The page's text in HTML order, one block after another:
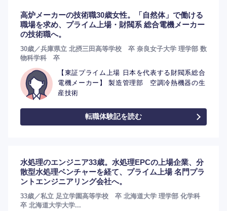
高炉メーカーの技術職30歳女性。「自然体」で働ける
職場を求め、プライム上場・財閥系 総合電機メーカー
の技術職へ。
30歳／兵庫県立 北摂三田高等学校 卒 奈良女子大学 理学部 数
物科学科 卒
【東証プライム上場 日本を代表する財閥系総合
電機メーカー】 製造管理部 空調冷熱機器の生
産技術
転職体験記を読む
水処理のエンジニア33歳。水処理EPCの上場企業、分
散型水処理ベンチャーを経て、プライム上場 名門プラ
ントエンジニアリング会社へ。
33歳／私立 足立学園高等学校 卒 北海道大学 理学部 化学科
卒 北海道大学大学...